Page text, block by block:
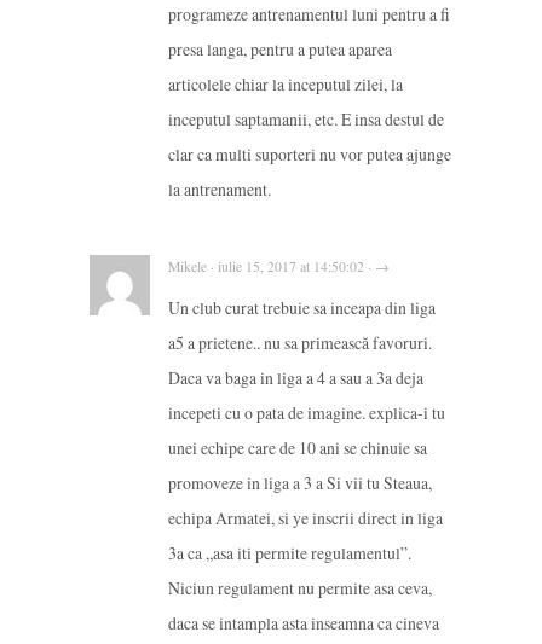
programeze antrenamentul luni pentru a fi
presa langa, pentru a putea aparea
articolele chiar la inceputul zilei, la
inceputul saptamanii, etc. E insa destul de
clar ca multi suporteri nu vor putea ajunge
la antrenament.
Mikele · iulie 15, 2017 at 14:50:02 · →
Un club curat trebuie sa inceapa din liga
a5 a prietene.. nu sa primească favoruri.
Daca va baga in liga a 4 a sau a 3a deja
incepeti cu o pata de imagine. explica-i tu
unei echipe care de 10 ani se chinuie sa
promoveze in liga a 3 a Si vii tu Steaua,
echipa Armatei, si ye inscrii direct in liga
3a ca „asa iti permite regulamentul”.
Niciun regulament nu permite asa ceva,
daca se intampla asta inseamna ca cineva